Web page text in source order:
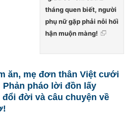
tháng quen biết, người
phụ nữ gặp phải nỗi hối
hận muộn màng!
ăn, mẹ đơn thân Việt cưới
pháo lời đồn lấy
đời và câu chuyện về